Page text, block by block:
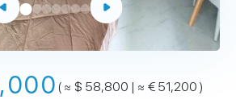
( ≈ $ 58,800 | ≈ € 51,200 )